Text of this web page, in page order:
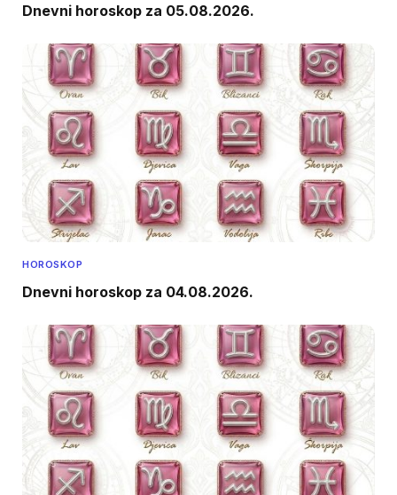
Dnevni horoskop za 05.08.2026.
HOROSKOP
Dnevni horoskop za 04.08.2026.